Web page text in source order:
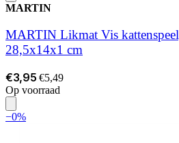
MARTIN
MARTIN Likmat Vis
28,5x14x1 cm
€3,95 €5,49
Op voorraad
−0%